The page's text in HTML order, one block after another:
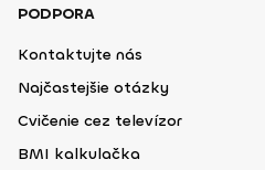
PODPORA
Kontaktujte nás
Najčastejšie otázky
Cvičenie cez televízor
BMI kalkulačka